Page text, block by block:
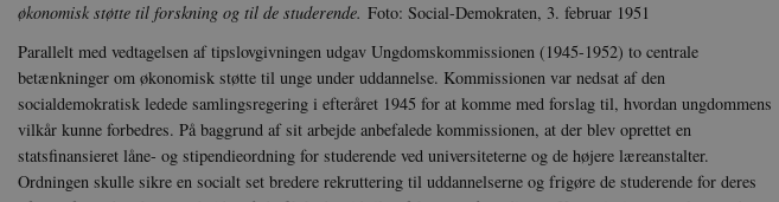
økonomisk støtte til forskning og til de studerende. Foto: Social-Demokraten, 3. februar 1951
Parallelt med vedtagelsen af tipslovgivningen udgav Ungdomskommissionen (1945-1952) to centrale
betænkninger om økonomisk støtte til unge under uddannelse. Kommissionen var nedsat af den
socialdemokratisk ledede samlingsregering i efteråret 1945 for at komme med forslag til, hvordan ungdommens
vilkår kunne forbedres. På baggrund af sit arbejde anbefalede kommissionen, at der blev oprettet en
statsfinansieret låne- og stipendieordning for studerende ved universiteterne og de højere læreanstalter.
Ordningen skulle sikre en socialt set bredere rekruttering til uddannelserne og frigøre de studerende for deres